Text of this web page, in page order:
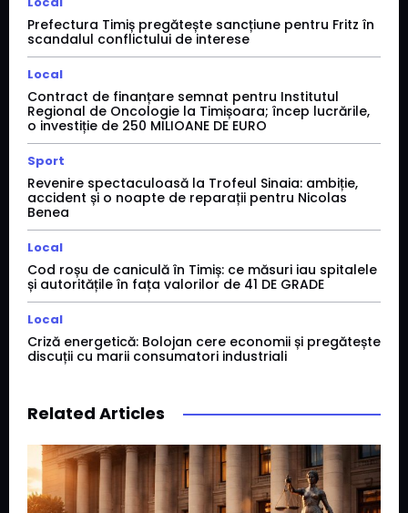
Prefectura Timiș pregătește sancțiune pentru Fritz în
scandalul conflictului de interese
Local
Contract de finanțare semnat pentru Institutul
Regional de Oncologie la Timișoara; încep lucrările,
o investiție de 250 MILIOANE DE EURO
Sport
Revenire spectaculoasă la Trofeul Sinaia: ambiție,
accident și o noapte de reparații pentru Nicolas
Benea
Local
Cod roșu de caniculă în Timiș: ce măsuri iau spitalele
și autoritățile în fața valorilor de 41 DE GRADE
Local
Criză energetică: Bolojan cere economii și pregătește
discuții cu marii consumatori industriali
Related Articles